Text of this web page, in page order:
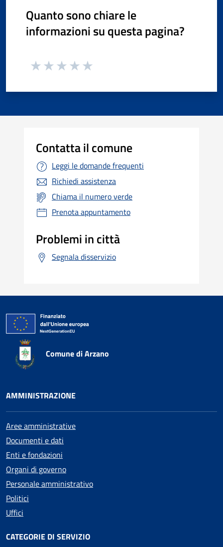
Quanto sono chiare le
informazioni su questa pagina?
Contatta il comune
Leggi le domande frequenti
Richiedi assistenza
Chiama il numero verde
Prenota appuntamento
Problemi in città
Segnala disservizio
Comune di Arzano
AMMINISTRAZIONE
Aree amministrative
Documenti e dati
Enti e fondazioni
Organi di governo
Personale amministrativo
Politici
Uffici
CATEGORIE DI SERVIZIO